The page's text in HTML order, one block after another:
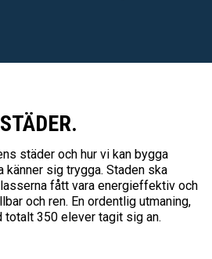
städer och hur vi kan bygga
känner sig trygga. Staden ska
fått vara energieffektiv och
och ren. En ordentlig utmaning,
totalt 350 elever tagit sig an.